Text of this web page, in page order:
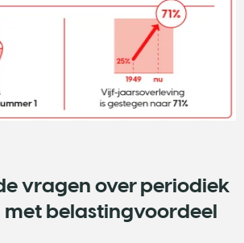
vragen over periodiek
met belastingvoordeel